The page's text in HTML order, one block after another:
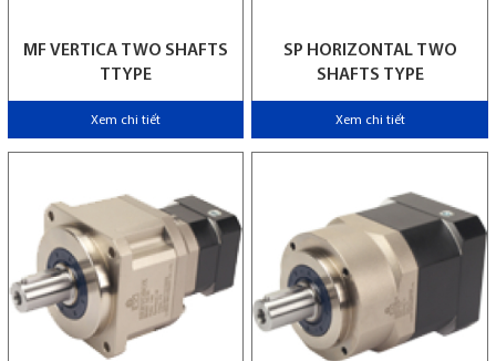
MF VERTICA TWO SHAFTS
TTYPE
Xem chi tiết
SP HORIZONTAL TWO
SHAFTS TYPE
Xem chi tiết